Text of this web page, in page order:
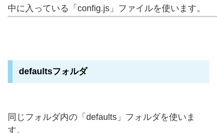
中に入っている「config.js」ファイルを使います。
defaultsフォルダ
同じフォルダ内の「defaults」フォルダを使いま
す。